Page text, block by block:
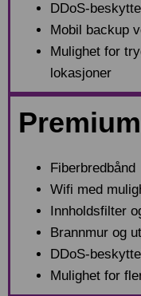
DDoS-
Mobil backup
Mulighet for
lokasjoner
Premium
Fiberbredbånd
Wifi med
Innholdsfilter
Brannmur og
DDoS-
Mulighet for